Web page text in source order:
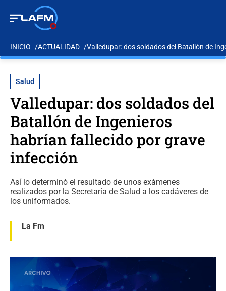
INICIO ACTUALIDAD Valledupar: dos soldados del Batallón de
Salud
Valledupar: dos soldados del
Batallón de Ingenieros
habrían fallecido por grave
infección
Así lo determinó el resultado de unos exámenes
realizados por la Secretaría de Salud a los cadáveres de
los uniformados.
La Fm